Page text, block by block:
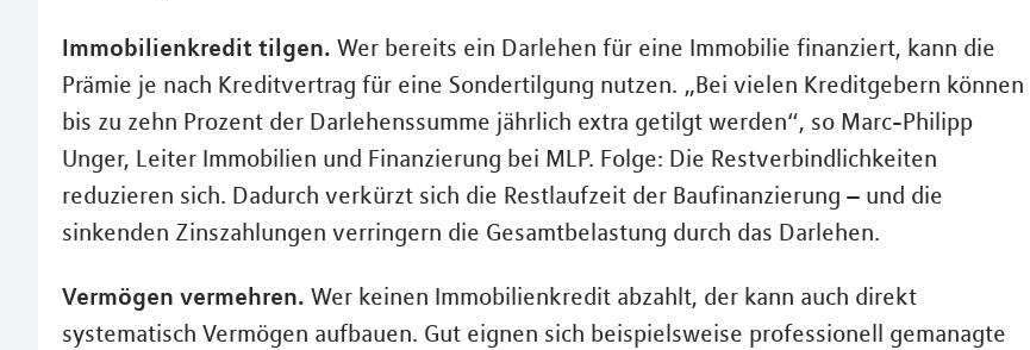
Immobilienkredit tilgen. Wer bereits ein Darlehen für eine Immobilie finanziert, kann die
Prämie je nach Kreditvertrag für eine Sondertilgung nutzen. „Bei vielen Kreditgebern können
bis zu zehn Prozent der Darlehenssumme jährlich extra getilgt werden“, so Marc-Philipp
Unger, Leiter Immobilien und Finanzierung bei MLP. Folge: Die Restverbindlichkeiten
reduzieren sich. Dadurch verkürzt sich die Restlaufzeit der Baufinanzierung – und die
sinkenden Zinszahlungen verringern die Gesamtbelastung durch das Darlehen.
Vermögen vermehren. Wer keinen Immobilienkredit abzahlt, der kann auch direkt
systematisch Vermögen aufbauen. Gut eignen sich beispielsweise professionell gemanagte